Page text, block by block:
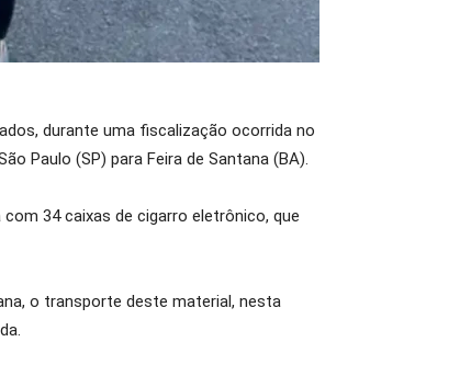
durante uma fiscalização ocorrida no
Paulo (SP) para Feira de Santana (BA).
34 caixas de cigarro eletrônico, que
o transporte deste material, nesta